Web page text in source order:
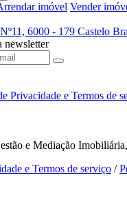
imóvel Vender
6000 - 179 Castelo
newsletter
Privacidade e Termos de
e Mediação
e Termos de serviço /